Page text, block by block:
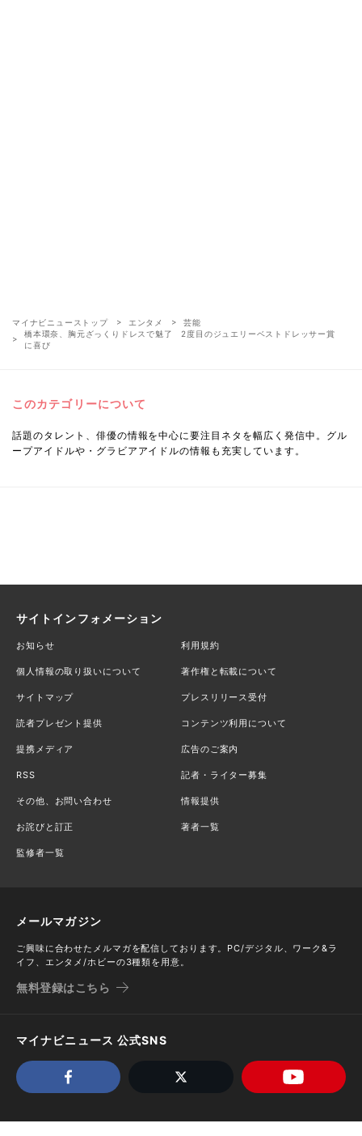
マイナビニューストップ エンタメ
芸能
橋本環奈、胸元ざっくりドレスで魅了 2度目のジュエリーベストドレッサー賞
に喜び
このカテゴリーについて
話題のタレント、俳優の情報を中心に要注目ネタを幅広く発信中。グル
ープアイドルや・グラビアアイドルの情報も充実しています。
サイトインフォメーション
お知らせ 利用規約
個人情報の取り扱いについて 著作権と転載について
サイトマップ プレスリリース受付
読者プレゼント提供 コンテンツ利用について
提携メディア 広告のご案内
RSS 記者・ライター募集
その他、お問い合わせ 情報提供
お詫びと訂正 著者一覧
監修者一覧
メールマガジン
ご興味に合わせたメルマガを配信しております。PC/デジタル、ワーク&ラ
イフ、エンタメ/ホビーの3種類を用意。
無料登録はこちら
マイナビニュース 公式SNS